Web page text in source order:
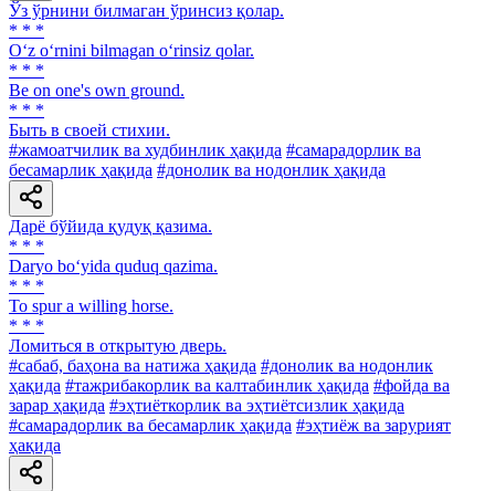
Ўз ўрнини билмаган ўринсиз қолар.
* * *
O‘z o‘rnini bilmagan o‘rinsiz qolar.
* * *
Be on one's own ground.
* * *
Быть в своей стихии.
#жамоатчилик ва худбинлик ҳақида #самарадорлик ва
бесамарлик ҳақида #донолик ва нодонлик ҳақида
Дарё бўйида қудуқ қазима.
* * *
Daryo bo‘yida quduq qazima.
* * *
To spur a willing horse.
* * *
Ломиться в открытую дверь.
#сабаб, баҳона ва натижа ҳақида #донолик ва нодонлик
ҳақида #тажрибакорлик ва калтабинлик ҳақида #фойда ва
зарар ҳақида #эҳтиёткорлик ва эҳтиётсизлик ҳақида
#самарадорлик ва бесамарлик ҳақида #эҳтиёж ва зарурият
ҳақида